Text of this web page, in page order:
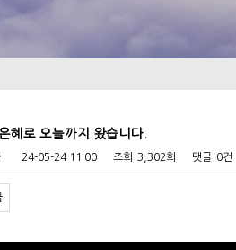
로 오늘까지 왔습니다.
24-05-24 11:00 조회 3,302회 댓글 0건